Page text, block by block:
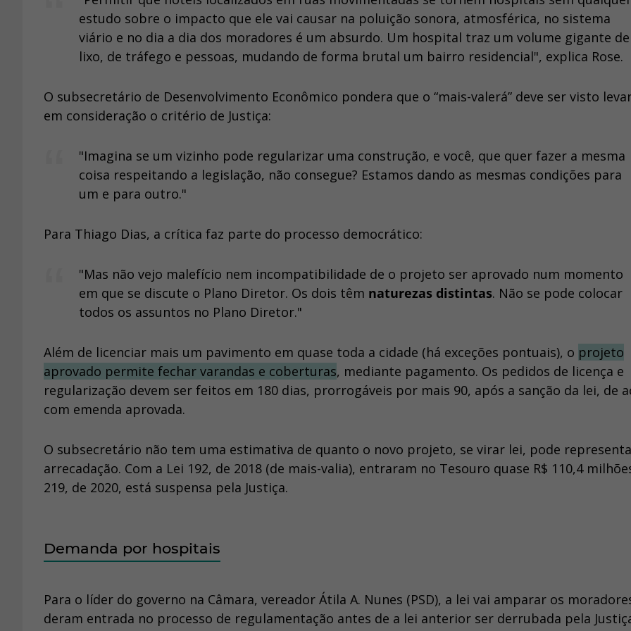
estudo sobre o impacto que ele vai causar na poluição sonora, atmosférica, no sistema
viário e no dia a dia dos moradores é um absurdo. Um hospital traz um volume gigante de
lixo, de tráfego e pessoas, mudando de forma brutal um bairro residencial", explica Rose.
O subsecretário de Desenvolvimento Econômico pondera que o “mais-valerá” deve ser visto
em consideração o critério de Justiça:
"Imagina se um vizinho pode regularizar uma construção, e você, que quer fazer a mesma
coisa respeitando a legislação, não consegue? Estamos dando as mesmas condições para
um e para outro."
Para Thiago Dias, a crítica faz parte do processo democrático:
"Mas não vejo malefício nem incompatibilidade de o projeto ser aprovado num momento
em que se discute o Plano Diretor. Os dois têm naturezas distintas. Não se pode colocar
todos os assuntos no Plano Diretor."
Além de licenciar mais um pavimento em quase toda a cidade (há exceções pontuais), o projeto
aprovado permite fechar varandas e coberturas, mediante pagamento. Os pedidos de licença e
regularização devem ser feitos em 180 dias, prorrogáveis por mais 90, após a sanção da lei, de
com emenda aprovada.
O subsecretário não tem uma estimativa de quanto o novo projeto, se virar lei, pode
arrecadação. Com a Lei 192, de 2018 (de mais-valia), entraram no Tesouro quase R$ 110,4
219, de 2020, está suspensa pela Justiça.
Demanda por hospitais
Para o líder do governo na Câmara, vereador Átila A. Nunes (PSD), a lei vai amparar os
deram entrada no processo de regulamentação antes de a lei anterior ser derrubada pela